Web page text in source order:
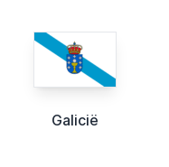
Galicië